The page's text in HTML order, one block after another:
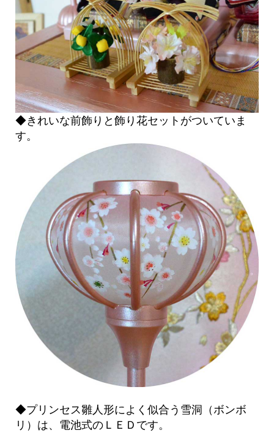
◆きれいな前飾りと飾り花セットがついていま
す。
◆プリンセス雛人形によく似合う雪洞（ボンボ
リ）は、電池式のＬＥＤです。